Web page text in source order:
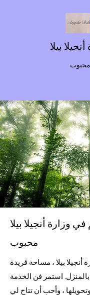
بيلا
محبوب
وزارة أنجيلا بيلا
محبوب
أنجيلا بيلا ، مساحة فريدة
بالمنزل. استمر فن الخدمة
، وأحب أن تتاح لي